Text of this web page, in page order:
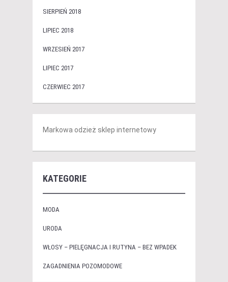
SIERPIEŃ 2018
LIPIEC 2018
WRZESIEŃ 2017
LIPIEC 2017
CZERWIEC 2017
Markowa odzież sklep internetowy
KATEGORIE
MODA
URODA
WŁOSY – PIELĘGNACJA I RUTYNA – BEZ WPADEK
ZAGADNIENIA POZOMODOWE